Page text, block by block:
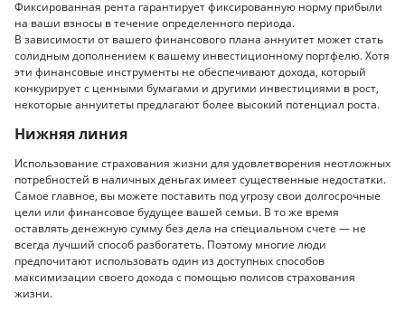
Фиксированная рента гарантирует фиксированную норму прибыли
на ваши взносы в течение определенного периода.
В зависимости от вашего финансового плана аннуитет может стать
солидным дополнением к вашему инвестиционному портфелю. Хотя
эти финансовые инструменты не обеспечивают дохода, который
конкурирует с ценными бумагами и другими инвестициями в рост,
некоторые аннуитеты предлагают более высокий потенциал роста.
Нижняя линия
Использование страхования жизни для удовлетворения неотложных
потребностей в наличных деньгах имеет существенные недостатки.
Самое главное, вы можете поставить под угрозу свои долгосрочные
цели или финансовое будущее вашей семьи. В то же время
оставлять денежную сумму без дела на специальном счете — не
всегда лучший способ разбогатеть. Поэтому многие люди
предпочитают использовать один из доступных способов
максимизации своего дохода с помощью полисов страхования
жизни.